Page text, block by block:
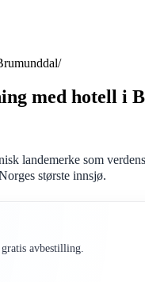
med hotell i
landemerke som
største innsjø.
avbestilling.